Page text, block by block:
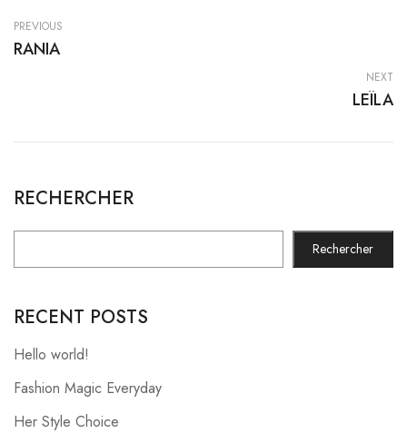
RECHERCHER
Rechercher
RECENT POSTS
Hello world!
Fashion Magic Everyday
Her Style Choice
PREVIOUS
RANIA
NEXT
LEÏLA